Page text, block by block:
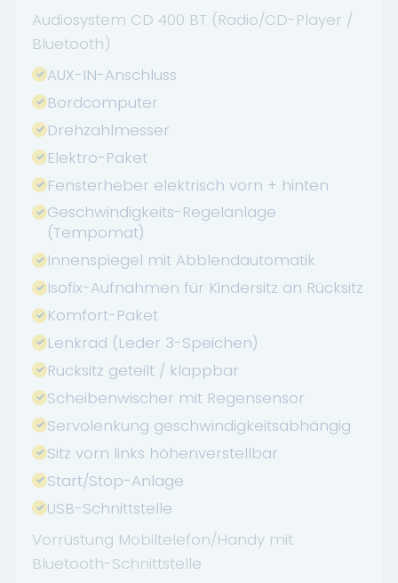
Audiosystem CD 400 BT (Radio/CD-Player /
Bluetooth)
AUX-IN-Anschluss
Bordcomputer
Drehzahlmesser
Elektro-Paket
Fensterheber elektrisch vorn + hinten
Geschwindigkeits-Regelanlage
(Tempomat)
Innenspiegel mit Abblendautomatik
Isofix-Aufnahmen für Kindersitz an Rücksitz
Komfort-Paket
Lenkrad (Leder 3-Speichen)
Rücksitz geteilt / klappbar
Scheibenwischer mit Regensensor
Servolenkung geschwindigkeitsabhängig
Sitz vorn links höhenverstellbar
Start/Stop-Anlage
USB-Schnittstelle
Vorrüstung Mobiltelefon/Handy mit
Bluetooth-Schnittstelle